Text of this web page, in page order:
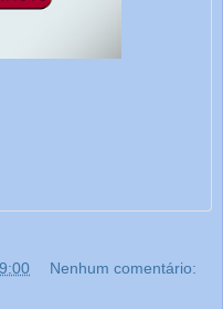
Nenhum comentário: